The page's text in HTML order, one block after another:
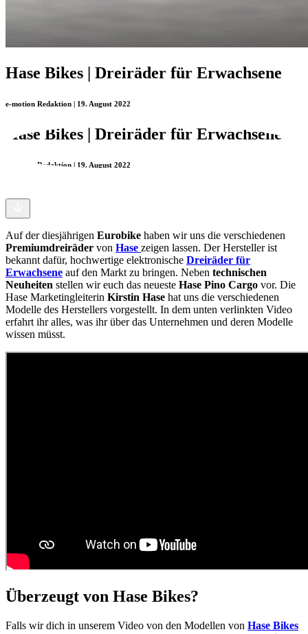
Hase Bikes | Dreiräder für Erwachsene
e-motion Redaktion | 19. August 2022
Hase Bikes | Dreiräder für Erwachsene
e-motion Redaktion | 19. August 2022
Auf der diesjährigen Eurobike haben wir uns die verschiedenen
Premiumdreiräder von Hase zeigen lassen. Der Hersteller ist
bekannt dafür, hochwertige elektronische Dreiräder für
Erwachsene auf den Markt zu bringen. Neben technischen
Neuheiten stellen wir euch das neueste Hase Pino Cargo vor. Die
Hase Marketingleiterin Kirstin Hase hat uns die verschiedenen
Modelle des Herstellers vorgestellt. In dem unten verlinkten Video
erfahrt ihr alles, was ihr über das Unternehmen und deren Modelle
wissen müsst.
Überzeugt von Hase Bikes?
Falls wir dich in unserem Video von den Modellen von Hase Bikes